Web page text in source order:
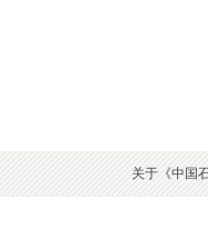
关于《中国